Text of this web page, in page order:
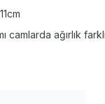
camlarda ağırlık farklı